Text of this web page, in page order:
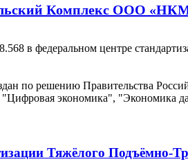
Комплекс ООО
в федеральном центре
Тяжёлого Подъёмно-